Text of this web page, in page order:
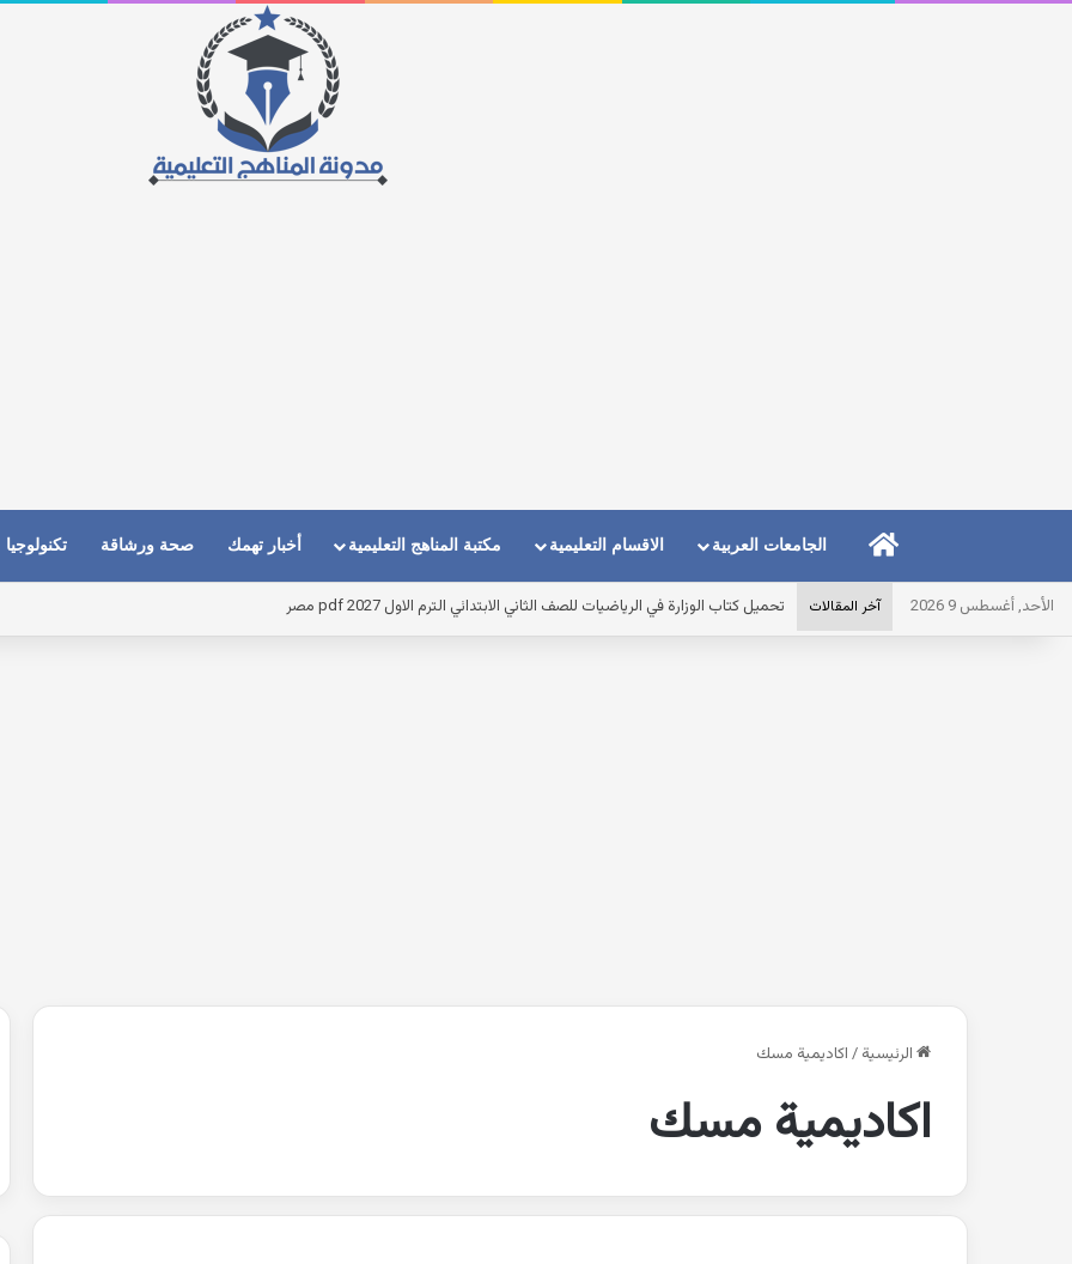
الرئيسيةالجامعات العربية الاقسام التعليمية مكتبة المناهج التعليمية أخبار تهمك صحة ورشاقة تكنولوجيا
الأحد, أغسطس 9 2026 آخر المقالات مذكرة القواعد النحوية للصف الخامس الابتدائى الترم الاول 2027 pdf مصر
الرئيسية / اكاديمية مسك
اكاديمية مسك